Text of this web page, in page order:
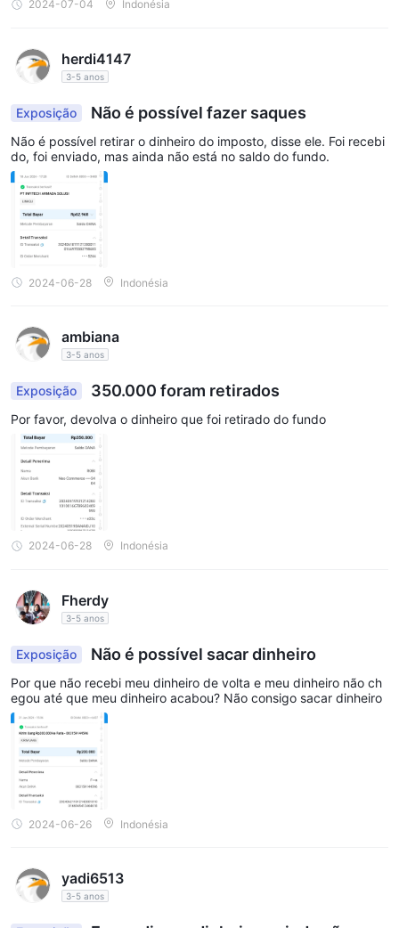
2024-07-04 Indonésia
herdi4147
3-5 anos
Exposição Não é possível fazer saques
Não é possível retirar o dinheiro do imposto, disse ele. Foi recebi
do, foi enviado, mas ainda não está no saldo do fundo.
2024-06-28 Indonésia
ambiana
3-5 anos
Exposição 350.000 foram retirados
Por favor, devolva o dinheiro que foi retirado do fundo
2024-06-28 Indonésia
Fherdy
3-5 anos
Exposição Não é possível sacar dinheiro
Por que não recebi meu dinheiro de volta e meu dinheiro não ch
egou até que meu dinheiro acabou? Não consigo sacar dinheiro
2024-06-26 Indonésia
yadi6513
3-5 anos